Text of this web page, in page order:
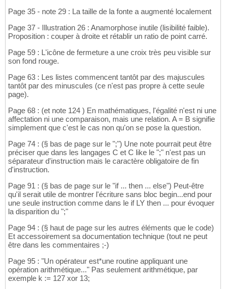
Page 35 - note 29 : La taille de la fonte a augmenté localement
Page 37 - Illustration 26 : Anamorphose inutile (lisibilité faible).
Proposition : couper à droite et rétablir un ratio de point carré.
Page 59 : L'icône de fermeture a une croix très peu visible sur
son fond rouge.
Page 63 : Les listes commencent tantôt par des majuscules
tantôt par des minuscules (ce n'est pas propre à cette seule
page).
Page 68 : (et note 124 ) En mathématiques, l'égalité n'est ni une
affectation ni une comparaison, mais une relation. A = B signifie
simplement que c'est le cas non qu'on se pose la question.
Page 74 : (§ bas de page sur le ";") Une note pourrait peut être
préciser que dans les langages C et C like le ";" n'est pas un
séparateur d'instruction mais le caractère obligatoire de fin
d'instruction.
Page 91 : (§ bas de page sur le "if ... then ... else") Peut-être
qu'il serait utile de montrer l'écriture sans bloc begin...end pour
une seule instruction comme dans le if LY then ... pour évoquer
la disparition du ";"
Page 94 : (§ haut de page sur les autres éléments que le code)
Et accessoirement sa documentation technique (tout ne peut
être dans les commentaires ;-)
Page 95 : "Un opérateur est*une routine appliquant une
opération arithmétique..." Pas seulement arithmétique, par
exemple k := 127 xor 13;